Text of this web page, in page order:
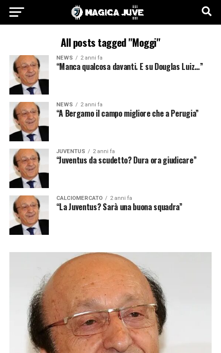
All posts tagged "Moggi"
NEWS 2 anni fa
“Manca qualcosa davanti. E su Douglas Luiz…”
NEWS 2 anni fa
“A Bergamo il campo migliore che a Perugia”
JUVENTUS 2 anni fa
“Juventus da scudetto? Dura ora giudicare”
CALCIOMERCATO 2 anni fa
“La Juventus? Sarà una buona squadra”